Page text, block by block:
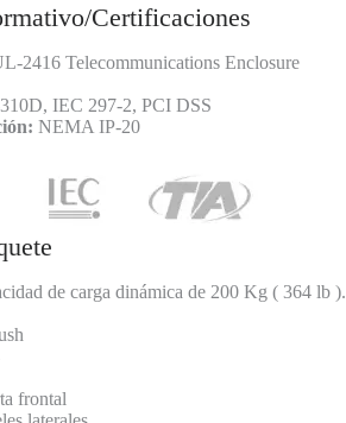
Certificaciones
2416 Telecommunications Enclosure
IEC 297-2, PCI DSS
NEMA IP-20
de carga dinámica de 200 Kg ( 364 lb ).
frontal